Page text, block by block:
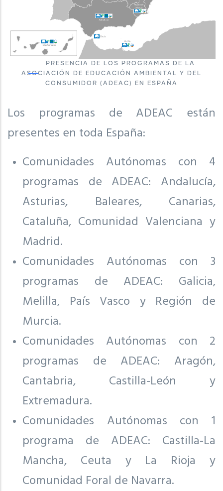
PRESENCIA DE LOS PROGRAMAS DE LA
ASOCIACIÓN DE EDUCACIÓN AMBIENTAL Y DEL
CONSUMIDOR (ADEAC) EN ESPAÑA
Los programas de ADEAC están
presentes en toda España:
Comunidades Autónomas con 4
programas de ADEAC: Andalucía,
Asturias, Baleares, Canarias,
Cataluña, Comunidad Valenciana y
Madrid.
Comunidades Autónomas con 3
programas de ADEAC: Galicia,
Melilla, País Vasco y Región de
Murcia.
Comunidades Autónomas con 2
programas de ADEAC: Aragón,
Cantabria, Castilla-León y
Extremadura.
Comunidades Autónomas con 1
programa de ADEAC: Castilla-La
Mancha, Ceuta y La Rioja y
Comunidad Foral de Navarra.